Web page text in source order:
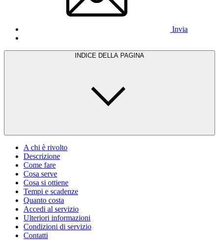
Invia
INDICE DELLA PAGINA
A chi è rivolto
Descrizione
Come fare
Cosa serve
Cosa si ottiene
Tempi e scadenze
Quanto costa
Accedi al servizio
Ulteriori informazioni
Condizioni di servizio
Contatti